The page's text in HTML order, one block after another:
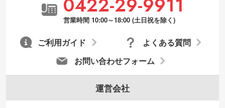
0422-29-9911
営業時間 10:00～18:00 (土日祝を除く)
お問い合わせフォーム
よくある質問
ご利用ガイド
運営会社